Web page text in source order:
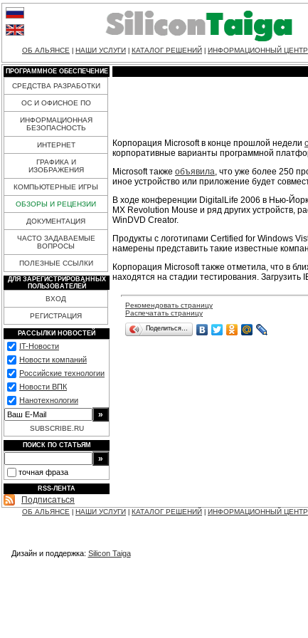
ОБ АЛЬЯНСЕ НАШИ УСЛУГИ КАТАЛОГ РЕШЕНИЙ ИНФОРМАЦИОННЫЙ ЦЕНТР
ПРОГРАММНОЕ ОБЕСПЕЧЕНИЕ
СРЕДСТВА РАЗРАБОТКИ
ОС И ОФИСНОЕ ПО
ИНФОРМАЦИОННАЯ
БЕЗОПАСНОСТЬ
ИНТЕРНЕТ
ГРАФИКА И
ИЗОБРАЖЕНИЯ
КОМПЬЮТЕРНЫЕ ИГРЫ
ОБЗОРЫ И РЕЦЕНЗИИ
ДОКУМЕНТАЦИЯ
ЧАСТО ЗАДАВАЕМЫЕ
ВОПРОСЫ
ПОЛЕЗНЫЕ ССЫЛКИ
ДЛЯ ЗАРЕГИСТРИРОВАННЫХ
ПОЛЬЗОВАТЕЛЕЙ
ВХОД
РЕГИСТРАЦИЯ
РАССЫЛКИ НОВОСТЕЙ
IT-Новости
Новости компаний
Российские технологии
Новости ВПК
Нанотехнологии
SUBSCRIBE.RU
ПОИСК ПО СТАТЬЯМ
точная фраза
RSS-ЛЕНТА
Подписаться
Корпорация Microsoft в конце прошлой недели
корпоративные варианты программной
Microsoft также объявила , что уже более 250
иное устройство или приложение будет
В ходе конференции DigitalLife 2006 в Нью-
MX Revolution Mouse и ряд других устройств,
WinDVD Creator.
Продукты с логотипами Certified for Windows
намерены представить такие известные
Корпорация Microsoft также отметила, что в
находятся на стадии тестирования.
Рекомендовать страницу
Распечатать страницу
Поделиться…
ОБ АЛЬЯНСЕ НАШИ УСЛУГИ КАТАЛОГ РЕШЕНИЙ ИНФОРМАЦИОННЫЙ ЦЕНТР
Дизайн и поддержка: Silicon Taiga